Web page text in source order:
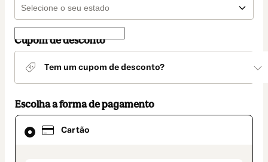
Cupom de desconto
Tem um cupom de desconto?
Escolha a forma de pagamento
Cartão
Cartão
selecionado